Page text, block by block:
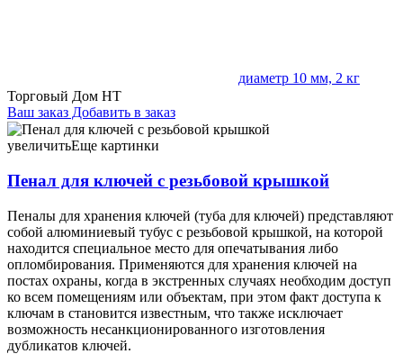
диаметр 10 мм, 2 кг
Торговый Дом НТ
Ваш заказ Добавить в заказ
Пенал для ключей с резьбовой крышкой 40×150 мм 28,98
064553
увеличитьЕще картинки
Пенал для ключей с резьбовой крышкой
Пеналы для хранения ключей (туба для ключей) представляют
собой алюминиевый тубус с резьбовой крышкой, на которой
находится специальное место для опечатывания либо
опломбирования. Применяются для хранения ключей на
постах охраны, когда в экстренных случаях необходим доступ
ко всем помещениям или объектам, при этом факт доступа к
ключам в становится известным, что также исключает
возможность несанкционированного изготовления
дубликатов ключей.